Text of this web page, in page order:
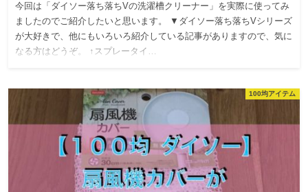
今回は「ダイソー落ち落ちVの洗濯槽クリーナー」を実際に使ってみ
ましたのでご紹介したいと思います。 ▼ダイソー落ち落ちVシリーズ
が大好きで、他にもいろいろ紹介している記事がありますので、気に
なる方はどうぞ。 ↑スプレータイ…
100均アイテム